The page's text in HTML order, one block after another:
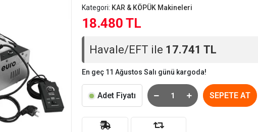
Kategori: KAR & KÖPÜK Makineleri
18.480 TL
Havale/EFT ile 17.741 TL
En geç 11 Ağustos Salı günü kargoda!
Adet Fiyatı SEPETE AT